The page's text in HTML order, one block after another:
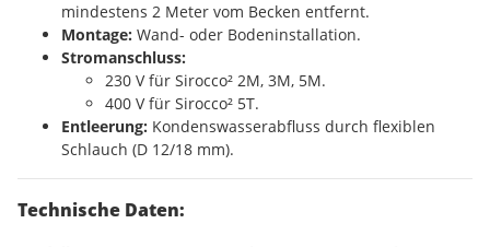
mindestens 2 Meter vom Becken entfernt.
Montage: Wand- oder Bodeninstallation.
Stromanschluss:
230 V für Sirocco² 2M, 3M, 5M.
400 V für Sirocco² 5T.
Entleerung: Kondenswasserabfluss durch flexiblen
Schlauch (D 12/18 mm).
Technische Daten: